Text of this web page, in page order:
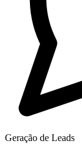
Geração de Leads